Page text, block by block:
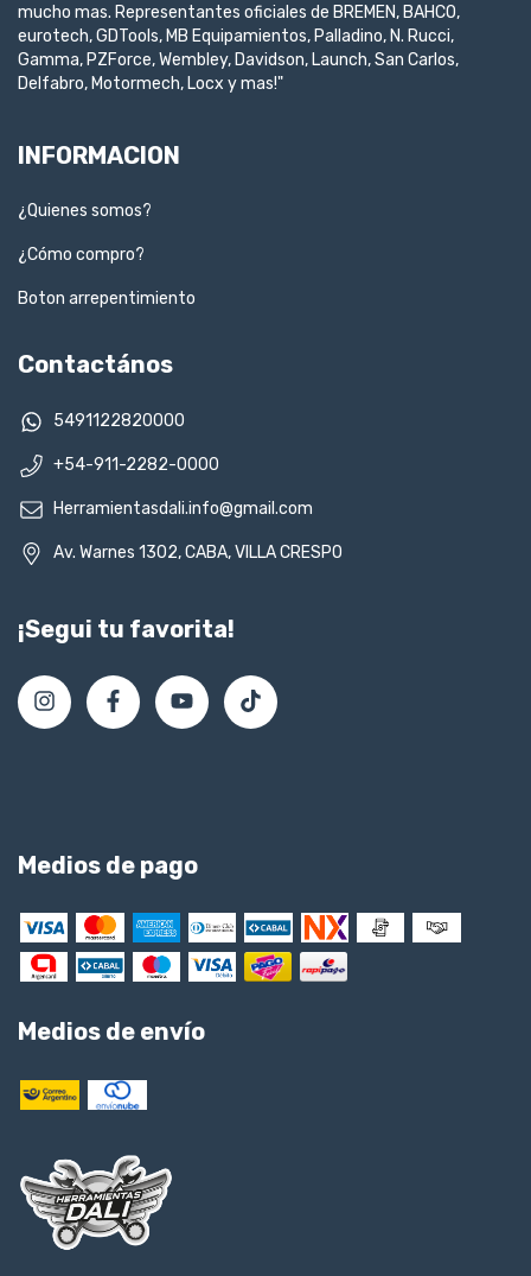
mucho mas. Representantes oficiales de BREMEN, BAHCO,
eurotech, GDTools, MB Equipamientos, Palladino, N. Rucci,
Gamma, PZForce, Wembley, Davidson, Launch, San Carlos,
Delfabro, Motormech, Locx y mas!"
INFORMACION
¿Quienes somos?
¿Cómo compro?
Boton arrepentimiento
Contactános
5491122820000
+54-911-2282-0000
Herramientasdali.info@gmail.com
Av. Warnes 1302, CABA, VILLA CRESPO
¡Segui tu favorita!
Medios de pago
Medios de envío